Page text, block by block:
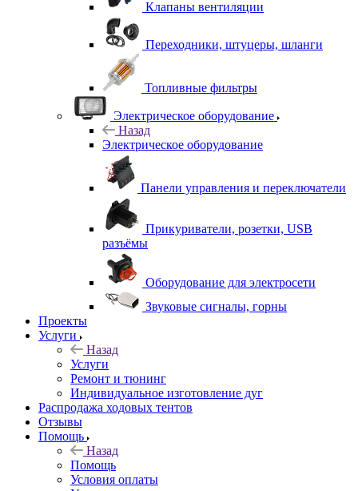
Клапаны вентиляции
Переходники, штуцеры, шланги
Топливные фильтры
Электрическое оборудование
Назад
Электрическое оборудование
Панели управления и переключатели
Прикуриватели, розетки, USB
разъёмы
Оборудование для электросети
Звуковые сигналы, горны
Проекты
Услуги
Назад
Услуги
Ремонт и тюнинг
Индивидуальное изготовление дуг
Распродажа ходовых тентов
Отзывы
Помощь
Назад
Помощь
Условия оплаты